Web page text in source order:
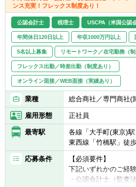
用した経営管理・リ
善・高度化の経験
■銀行・証券会社・保
会社でコンプライア
なリスク管理（いわ
査の経験
■海外拠点の内部監査
ニタリングの経験
■不正リスクマネジ
■グループ会社を含め
ローバル法務・コン
に関与した経験
■リスクガバナンス
ームワーク、統合的
■各種コンプライア
不正及び品質偽装対
■各業種特定の法規
対応経験（特に金融
だチームの中で、海
Japan グループの各
ジェクトも多数ある
ーダーシップを発揮
推進することが期待
【具体的には】
■ガバナンスおよび内
・グローバルガバナ
高度化支援（内部監
ランス機能連携、企
導入支援）
・内部統制評価支援
・取締役会の実効性
・不正調査およびガ
■リスク管理および
・グローバルリスク
化支援（TPRM（第
ンス充実！フレックス制度あり！
公認会計士 税理士 USCPA（米国公認
年間休日120日以上 年収1000万円以上
5名以上募集 リモートワーク／在宅勤務（制
フレックス出勤／時差出勤（制度あり）
オンライン面接／WEB面接（実績あり）
業種 総合商社／専門商社(
雇用形態 正社員
最寄駅
各線「大手町(東京)
東西線「竹橋駅」徒
応募条件
【必須要件】
下記いずれかのご経
・公認会計士（監査